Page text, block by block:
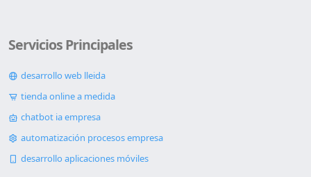
Servicios Principales
desarrollo web lleida
tienda online a medida
chatbot ia empresa
automatización procesos empresa
desarrollo aplicaciones móviles